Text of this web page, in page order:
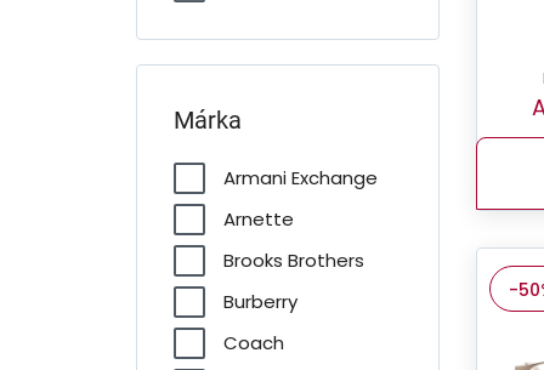
Márka
Armani Exchange
Arnette
Brooks Brothers
Burberry
Coach
-